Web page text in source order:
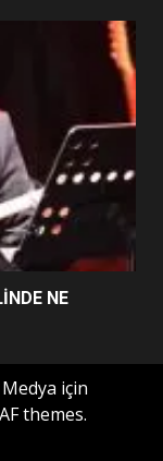
NE
için
themes.